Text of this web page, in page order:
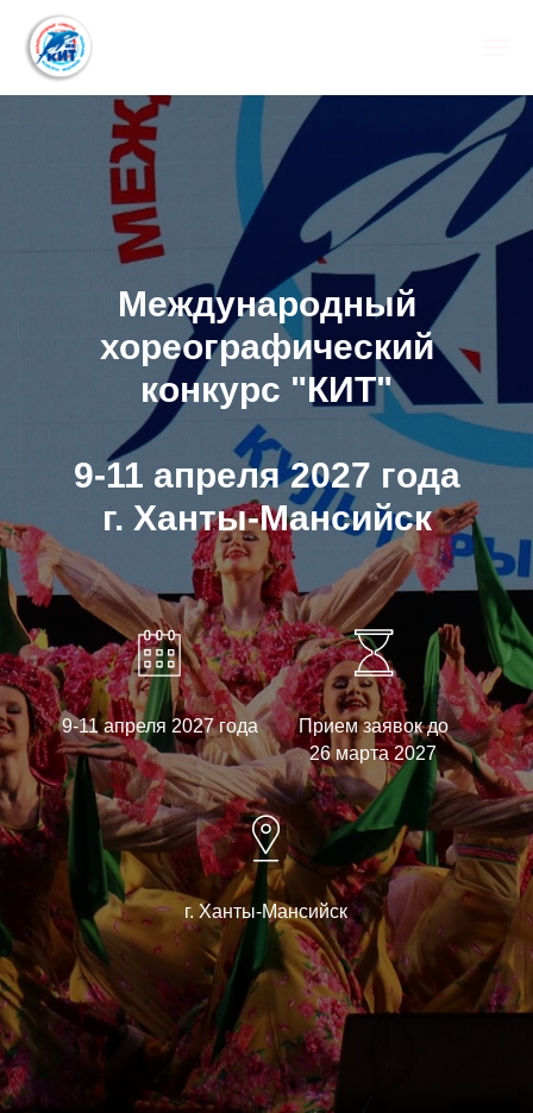
Международный
хореографический
конкурс "КИТ"
9-11 апреля 2027 года
г. Ханты-Мансийск
9-11 апреля 2027 года
Прием заявок до
26 марта 2027
г. Ханты-Мансийск